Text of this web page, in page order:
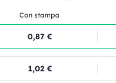
Con stampa
0,87 €
1,02 €